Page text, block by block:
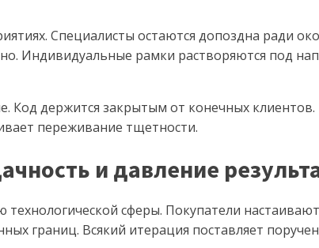
Специалисты остаются допоздна ради
Индивидуальные рамки растворяются под
Код держится закрытым от конечных
переживание тщетности.
и давление
сферы. Покупатели
границ. Всякий итерация поставляет